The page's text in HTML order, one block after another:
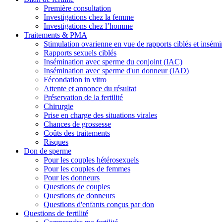
Première consultation
Investigations chez la femme
Investigations chez l’homme
Traitements & PMA
Stimulation ovarienne en vue de rapports ciblés et
Rapports sexuels ciblés
Insémination avec sperme du conjoint (IAC)
Insémination avec sperme d'un donneur (IAD)
Fécondation in vitro
Attente et annonce du résultat
Préservation de la fertilité
Chirurgie
Prise en charge des situations virales
Chances de grossesse
Coûts des traitements
Risques
Don de sperme
Pour les couples hétérosexuels
Pour les couples de femmes
Pour les donneurs
Questions de couples
Questions de donneurs
Questions d'enfants conçus par don
Questions de fertilité